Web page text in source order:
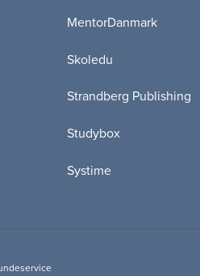
MentorDanmark
Skoledu
Strandberg Publishing
Studybox
Systime